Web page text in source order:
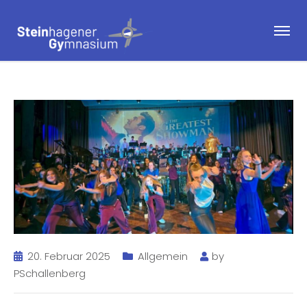
20. Februar 2025 Allgemein
by
PSchallenberg